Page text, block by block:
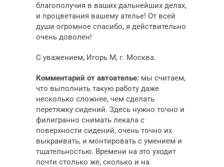
благополучия в ваших дальнейших делах,
и процветания вашему ателье! От всей
души огромное спасибо, я действительно
очень доволен!
С уважением, Игорь М, г. Москва.
Комментарий от автоателье: мы считаем,
что выполнить такую работу даже
несколько сложнее, чем сделать
перетяжку сидений. Здесь нужно точно и
филигранно снимать лекала с
поверхности сидений, очень точно их
выкраивать, и монтировать с умением и
тщательностью. Времени на это уходит
почти столько же, сколько и на